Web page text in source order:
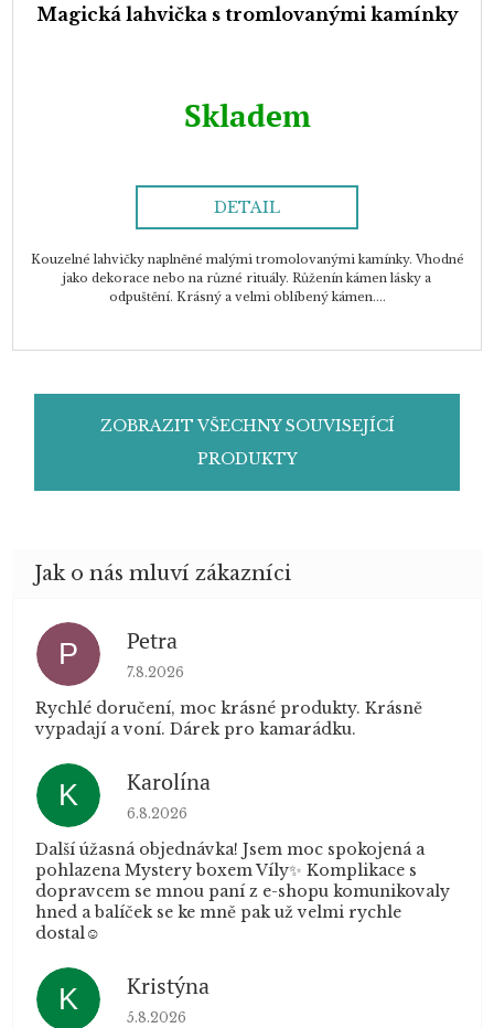
Magická lahvička s tromlovanými kamínky
Skladem
DETAIL
Kouzelné lahvičky naplněné malými tromolovanými kamínky. Vhodné
jako dekorace nebo na různé rituály. Růženín kámen lásky a
odpuštění. Krásný a velmi oblíbený kámen....
ZOBRAZIT VŠECHNY SOUVISEJÍCÍ
PRODUKTY
P Petra
Hodnocení obchodu je 5 z 5 hvězdiček.
7.8.2026
Rychlé doručení, moc krásné produkty. Krásně
vypadají a voní. Dárek pro kamarádku.
K Karolína
Hodnocení obchodu je 5 z 5 hvězdiček.
6.8.2026
Další úžasná objednávka! Jsem moc spokojená a
pohlazena Mystery boxem Víly✨ Komplikace s
dopravcem se mnou paní z e-shopu komunikovaly
hned a balíček se ke mně pak už velmi rychle
dostal☺️
K Kristýna
Hodnocení obchodu je 5 z 5 hvězdiček.
5.8.2026